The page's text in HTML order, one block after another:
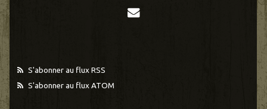
S'abonner au flux RSS
S'abonner au flux ATOM